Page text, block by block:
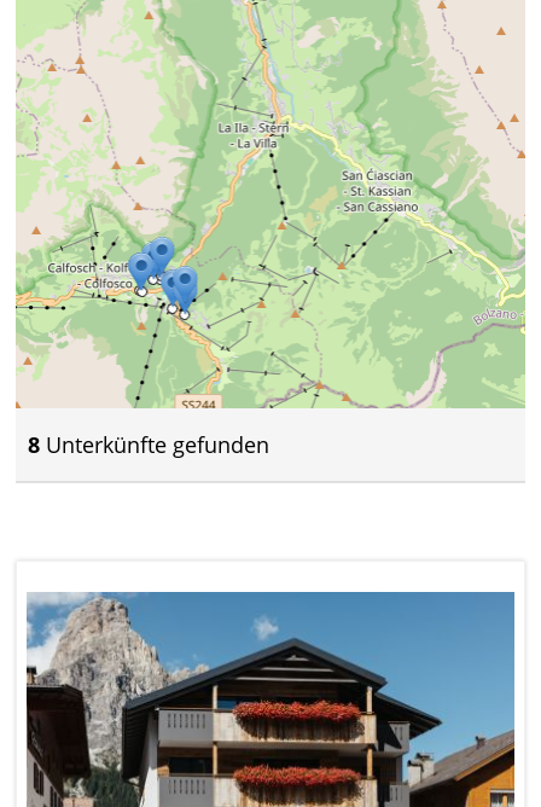
8 Unterkünfte gefunden